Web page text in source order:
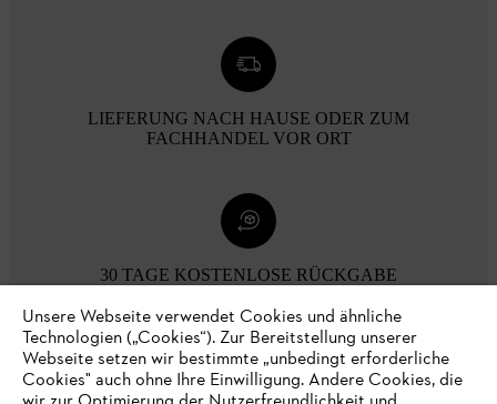
LIEFERUNG NACH HAUSE ODER ZUM
FACHHANDEL VOR ORT
30 TAGE KOSTENLOSE RÜCKGABE
Zahlungsmöglichkeiten
Unsere Webseite verwendet Cookies und ähnliche
Technologien („Cookies“). Zur Bereitstellung unserer
Webseite setzen wir bestimmte „unbedingt erforderliche
Cookies" auch ohne Ihre Einwilligung. Andere Cookies, die